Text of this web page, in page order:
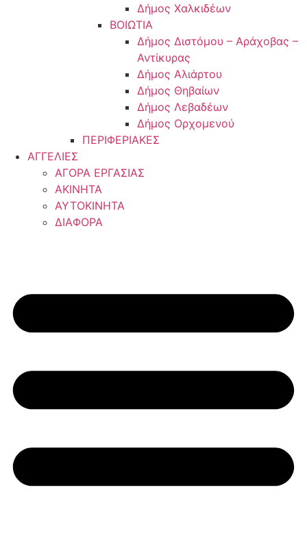
Δήμος Χαλκιδέων
ΒΟΙΩΤΙΑ
Δήμος Διστόμου – Αράχοβας –
Αντίκυρας
Δήμος Αλιάρτου
Δήμος Θηβαίων
Δήμος Λεβαδέων
Δήμος Ορχομενού
ΠΕΡΙΦΕΡΙΑΚΕΣ
ΑΓΓΕΛΙΕΣ
ΑΓΟΡΑ ΕΡΓΑΣΙΑΣ
ΑΚΙΝΗΤΑ
ΑΥΤΟΚΙΝΗΤΑ
ΔΙΑΦΟΡΑ